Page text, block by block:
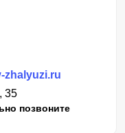
zhalyuzi.ru
35
позвоните